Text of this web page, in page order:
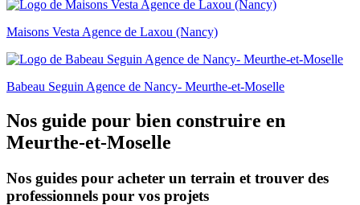
Maisons Vesta Agence de Laxou (Nancy)
Babeau Seguin Agence de Nancy- Meurthe-et-Moselle
Nos guide pour bien construire en
Meurthe-et-Moselle
Nos guides pour acheter un terrain et trouver des
professionnels pour vos projets